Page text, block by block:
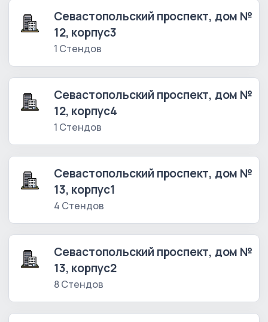
Севастопольский проспект, дом №
12, корпус3
1 Стендов
Севастопольский проспект, дом №
12, корпус4
1 Стендов
Севастопольский проспект, дом №
13, корпус1
4 Стендов
Севастопольский проспект, дом №
13, корпус2
8 Стендов